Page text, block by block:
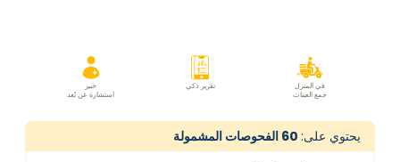
في المنزل
جمع العينات
تقرير ذكي
خبير
استشارة عن بُعد
يحتوي على: 60 الفحوصات المشمولة